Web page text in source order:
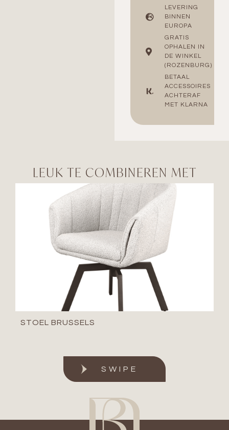
LEVERING
BINNEN
EUROPA
GRATIS
OPHALEN IN
DE WINKEL
(ROZENBURG)
BETAAL
ACCESSOIRES
ACHTERAF
MET KLARNA
LEUK TE COMBINEREN MET
STOEL BRUSSELS